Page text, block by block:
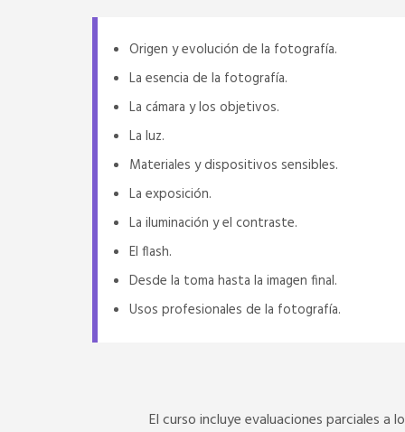
Origen y evolución de la fotografía.
La esencia de la fotografía.
La cámara y los objetivos.
La luz.
Materiales y dispositivos sensibles.
La exposición.
La iluminación y el contraste.
El flash.
Desde la toma hasta la imagen final.
Usos profesionales de la fotografía.
El curso incluye evaluaciones parciales